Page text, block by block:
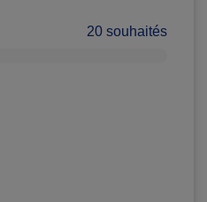
20 souhaités